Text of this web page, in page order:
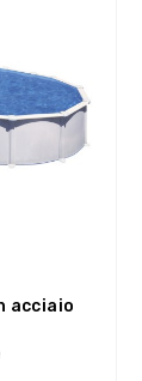
acciaio